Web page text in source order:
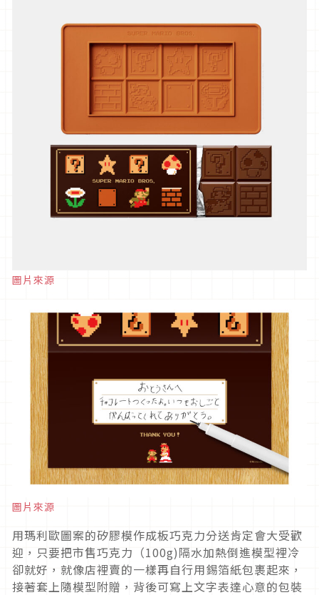
圖片來源
圖片來源
用瑪利歐圖案的矽膠模作成板巧克力分送肯定會大受歡
迎，只要把市售巧克力（100g)隔水加熱倒進模型裡冷
卻就好，就像店裡賣的一樣再自行用錫箔紙包裹起來，
接著套上隨模型附贈，背後可寫上文字表達心意的包裝